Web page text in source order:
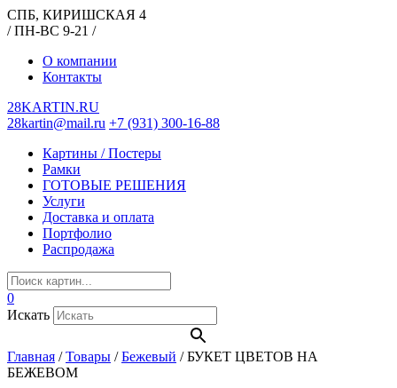
СПБ, КИРИШСКАЯ 4
/ ПН-ВС 9-21 /
О компании
Контакты
28KARTIN.RU
28kartin@mail.ru +7 (931) 300-16-88
Картины / Постеры
Рамки
ГОТОВЫЕ РЕШЕНИЯ
Услуги
Доставка и оплата
Портфолио
Распродажа
0
Искать
Главная /Товары /Бежевый /БУКЕТ ЦВЕТОВ НА
БЕЖЕВОМ